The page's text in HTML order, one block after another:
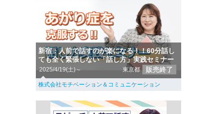
新宿：人前で話すのが楽になる！！60分話し
ても全く緊張しない「話し方」実践セミナー
2025/4/19(土)～ 東京都 販売終了
株式会社モチベーション＆コミュニケーション